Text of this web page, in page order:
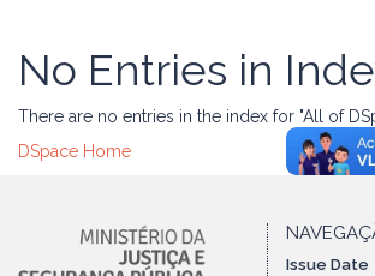
No Entries in
There are no entries in the index for "All of
DSpace Home
Issue Date